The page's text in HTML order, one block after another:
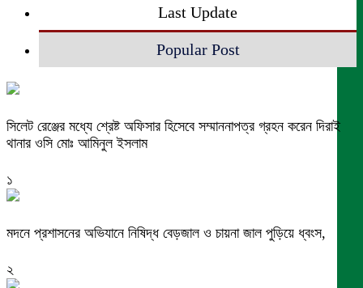
Last Update
Popular Post
সিলেট রেঞ্জের মধ্যে শ্রেষ্ট অফিসার হিসেবে সম্মাননাপত্র গ্রহন করেন দিরাই
থানার ওসি মোঃ আমিনুল ইসলাম
১
মদনে প্রশাসনের অভিযানে নিষিদ্ধ বেড়জাল ও চায়না জাল পুড়িয়ে ধ্বংস,
২